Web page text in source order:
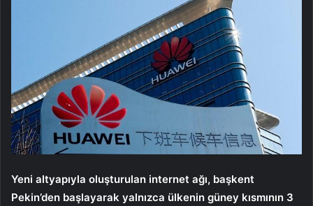
Yeni altyapıyla oluşturulan internet ağı, başkent
Pekin’den başlayarak yalnızca ülkenin güney kısmının 3